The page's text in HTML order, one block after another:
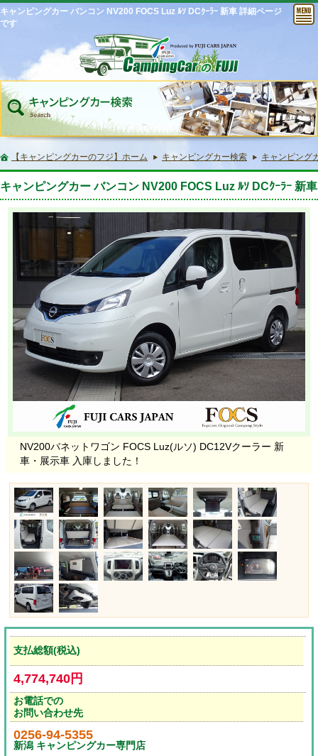
キャンピングカー バンコン NV200 FOCS Luz ﾙｿ DCｸｰﾗｰ 新車 詳細ページ
です
【キャンピングカーのフジ】ホーム キャンピングカー検索 キャンピング
キャンピングカー バンコン NV200 FOCS Luz ﾙｿ DCｸｰﾗｰ 新車
NV200バネットワゴン FOCS Luz(ルソ) DC12Vクーラー 新
車・展示車 入庫しました！
支払総額(税込)
4,774,740円
お電話での
お問い合わせ先
0256-94-5355
新潟 キャンピングカー専門店